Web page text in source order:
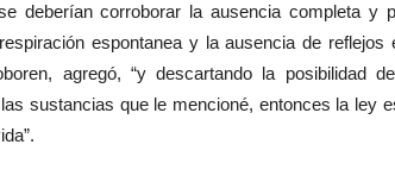
deberían corroborar la ausencia completa y
espontanea y la ausencia de reflejos
agregó, “y descartando la posibilidad
sustancias que le mencioné, entonces la ley